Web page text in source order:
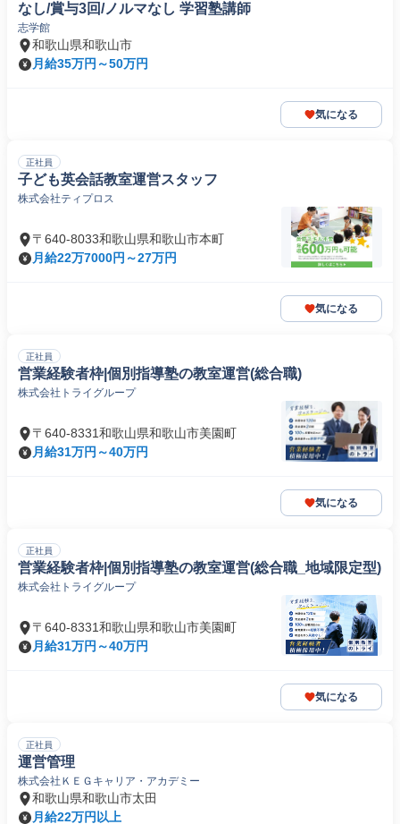
なし/賞与3回/ノルマなし 学習塾講師
志学館
和歌山県和歌山市
月給35万円～50万円
気になる
正社員
子ども英会話教室運営スタッフ
株式会社ティプロス
〒640-8033和歌山県和歌山市本町
月給22万7000円～27万円
気になる
正社員
営業経験者枠|個別指導塾の教室運営(総合職)
株式会社トライグループ
〒640-8331和歌山県和歌山市美園町
月給31万円～40万円
気になる
正社員
営業経験者枠|個別指導塾の教室運営(総合職_地域限定型)
株式会社トライグループ
〒640-8331和歌山県和歌山市美園町
月給31万円～40万円
気になる
正社員
運営管理
株式会社ＫＥＧキャリア・アカデミー
和歌山県和歌山市太田
月給22万円以上